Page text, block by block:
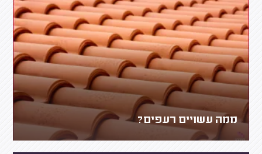
ממה עשויים רעפים?